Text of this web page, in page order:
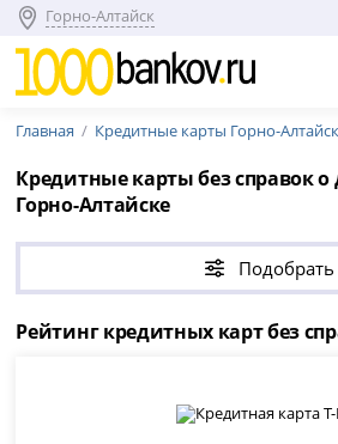
Горно-Алтайск
Главная Кредитные карты Горно-
Кредитные карты без справок о
Горно-Алтайске
Подобрать
Рейтинг кредитных карт без